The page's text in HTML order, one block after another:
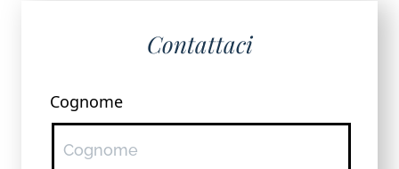
Contattaci
Cognome